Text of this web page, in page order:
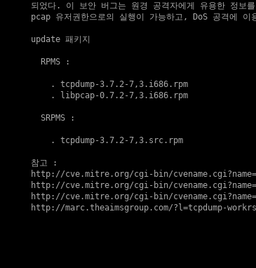
되었다. 이 보안 버그는 원경 공격자에게 유용한 정보
pcap 유저권한으로의 실행이 가능하고, DoS 공격에 이
update 패키지
  RPMS :
    .
tcpdump-3.7.2-7,3.i686.rpm
    .
libpcap-0.7.2-7,3.i686.rpm
  SRPMS :
    .
tcpdump-3.7.2-7,3.src.rpm
참고
http://cve.mitre.org/cgi-bin/
http://cve.mitre.org/cgi-bin/
http://cve.mitre.org/cgi-bin/
http://marc.theaimsgroup.com/?l=tcpdump-